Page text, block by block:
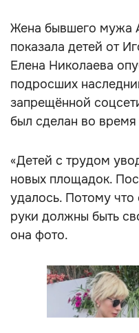
Жена бывшего мужа
показала детей от
Елена Николаева
подросших
запрещённой
был сделан во
«Детей с трудом
новых площадок.
удалось. Потому
руки должны быть
она фото.